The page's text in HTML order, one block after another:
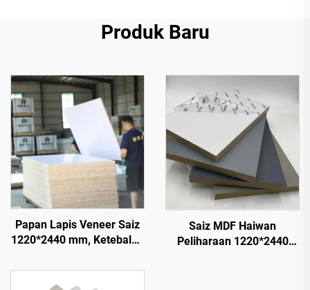
Produk Baru
Papan Lapis Veneer Saiz
1220*2440 mm, Ketebalan
Jadi dengan Permukaan
Veneer Melamina untuk
Saiz MDF Haiwan
Peliharaan 1220*2440